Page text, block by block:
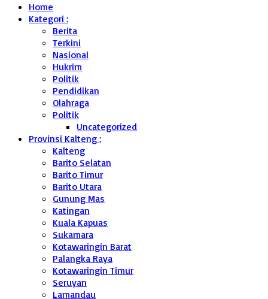
Home
Kategori :
Berita
Terkini
Nasional
Hukrim
Politik
Pendidikan
Olahraga
Politik
Uncategorized
Provinsi Kalteng :
Kalteng
Barito Selatan
Barito Timur
Barito Utara
Gunung Mas
Katingan
Kuala Kapuas
Sukamara
Kotawaringin Barat
Palangka Raya
Kotawaringin Timur
Seruyan
Lamandau